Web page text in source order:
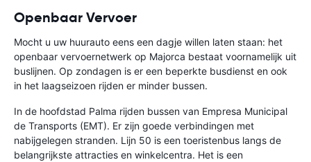
Openbaar Vervoer
Mocht u uw huurauto eens een dagje willen laten staan: het
openbaar vervoernetwerk op Majorca bestaat voornamelijk uit
buslijnen. Op zondagen is er een beperkte busdienst en ook
in het laagseizoen rijden er minder bussen.
In de hoofdstad Palma rijden bussen van Empresa Municipal
de Transports (EMT). Er zijn goede verbindingen met
nabijgelegen stranden. Lijn 50 is een toeristenbus langs de
belangrijkste attracties en winkelcentra. Het is een